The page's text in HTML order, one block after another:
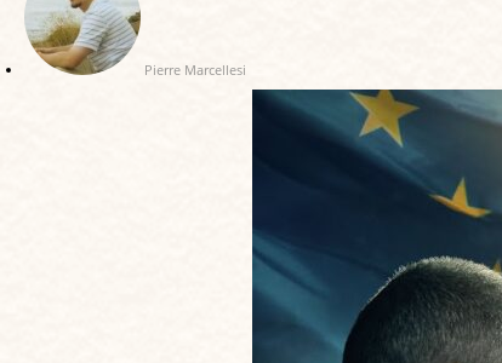
Pierre Marcellesi